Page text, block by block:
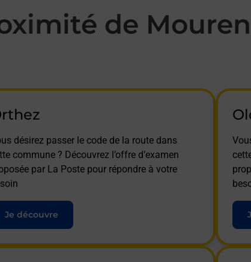
de
désirez passer le code de la route dans
commune ? Découvrez l’offre d’examen
par La Poste pour répondre à votre
Je découvre